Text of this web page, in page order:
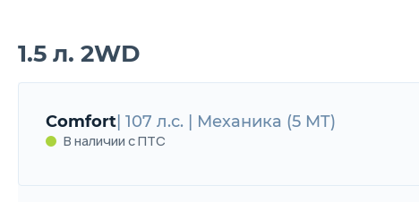
1.5 л. 2WD
Comfort | 107 л.с. | Механика (5 MT)
В наличии с ПТС